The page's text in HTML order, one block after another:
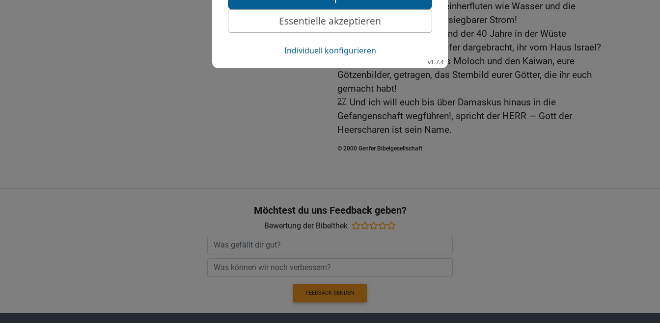
Es soll aber das Recht einherfluten wie Wasser und die
Gerechtigkeit wie ein unversiegbarer Strom!
25 Habt ihr etwa mir während der 40 Jahre in der Wüste
Schlachtopfer und Speisopfer dargebracht, ihr vom Haus Israel?
Ihr habt die Hütten eures Moloch und den Kaiwan, eure
Götzenbilder, getragen, das Sternbild eurer Götter, die ihr euch
gemacht habt!
27 Und ich will euch bis über Damaskus hinaus in die
Gefangenschaft wegführen!, spricht der HERR — Gott der
Heerscharen ist sein Name.
© 2000 Genfer Bibelgesellschaft
Möchtest du uns Feedback geben?
Bewertung der Bibelthek
FEEDBACK SENDEN